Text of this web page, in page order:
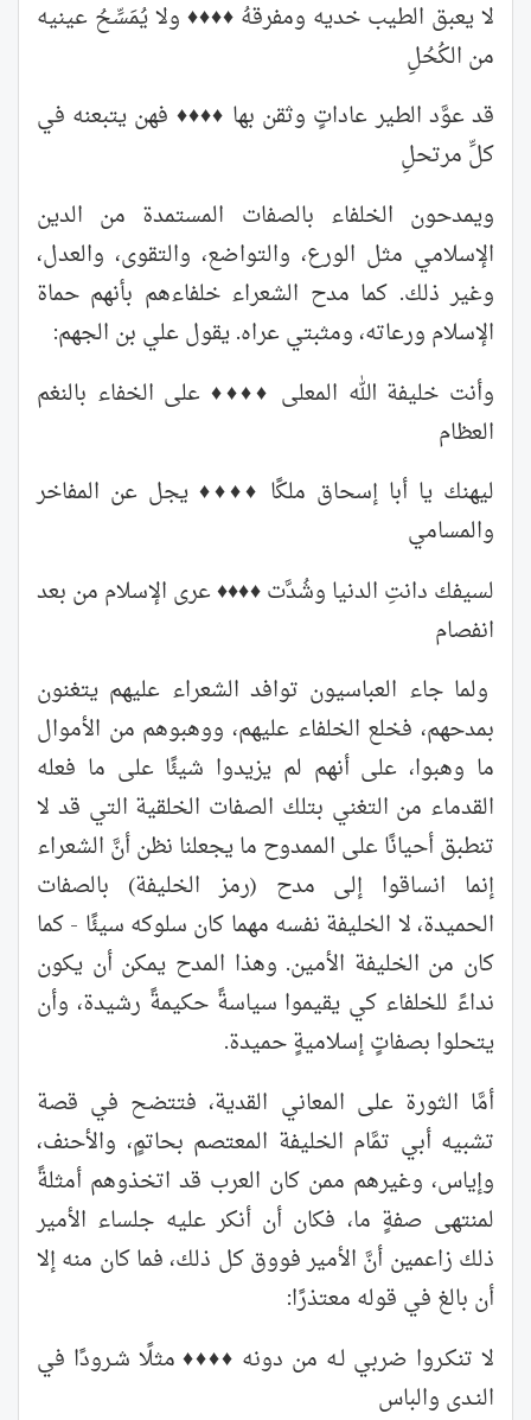
لا يعبق الطيب خديه ومفرقهُ ♦♦♦♦ ولا يُمَسِّحُ عينيه
من الكُحُلِ
قد عوَّد الطير عاداتٍ وثقن بها ♦♦♦♦ فهن يتبعنه في
كلِّ مرتحلِ
ويمدحون الخلفاء بالصفات المستمدة من الدين
الإسلامي مثل الورع، والتواضع، والتقوى، والعدل،
وغير ذلك. كما مدح الشعراء خلفاءهم بأنهم حماة
الإسلام ورعاته، ومثبتي عراه. يقول علي بن الجهم:
وأنت خليفة الله المعلى ♦♦♦♦ على الخفاء بالنغم
العظام
ليهنك يا أبا إسحاق ملكًا ♦♦♦♦ يجل عن المفاخر
والمسامي
لسيفك دانتِ الدنيا وشُدَّت ♦♦♦♦ عرى الإسلام من بعد
انفصام
ولما جاء العباسيون توافد الشعراء عليهم يتغنون
بمدحهم، فخلع الخلفاء عليهم، ووهبوهم من الأموال
ما وهبوا، على أنهم لم يزيدوا شيئًا على ما فعله
القدماء من التغني بتلك الصفات الخلقية التي قد لا
تنطبق أحيانًا على الممدوح ما يجعلنا نظن أنَّ الشعراء
إنما انساقوا إلى مدح (رمز الخليفة) بالصفات
الحميدة، لا الخليفة نفسه مهما كان سلوكه سيئًا - كما
كان من الخليفة الأمين. وهذا المدح يمكن أن يكون
نداءً للخلفاء كي يقيموا سياسةً حكيمةً رشيدة، وأن
يتحلوا بصفاتٍ إسلاميةٍ حميدة.
أمَّا الثورة على المعاني القدية، فتتضح في قصة
تشبيه أبي تمَّام الخليفة المعتصم بحاتمٍ، والأحنف،
وإياس، وغيرهم ممن كان العرب قد اتخذوهم أمثلةً
لمنتهى صفةٍ ما، فكان أن أنكر عليه جلساء الأمير
ذلك زاعمين أنَّ الأمير فووق كل ذلك، فما كان منه إلا
أن بالغ في قوله معتذرًا:
لا تنكـروا ضربي لـه من دونه ♦♦♦♦ مثلًا شـرودًا في
النـدى والباس